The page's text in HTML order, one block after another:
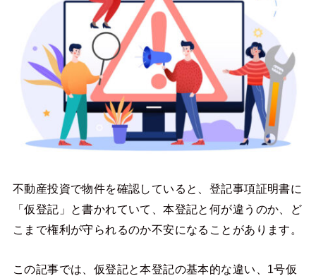
不動産投資で物件を確認していると、登記事項証明書に
「仮登記」と書かれていて、本登記と何が違うのか、ど
こまで権利が守られるのか不安になることがあります。
この記事では、仮登記と本登記の基本的な違い、1号仮